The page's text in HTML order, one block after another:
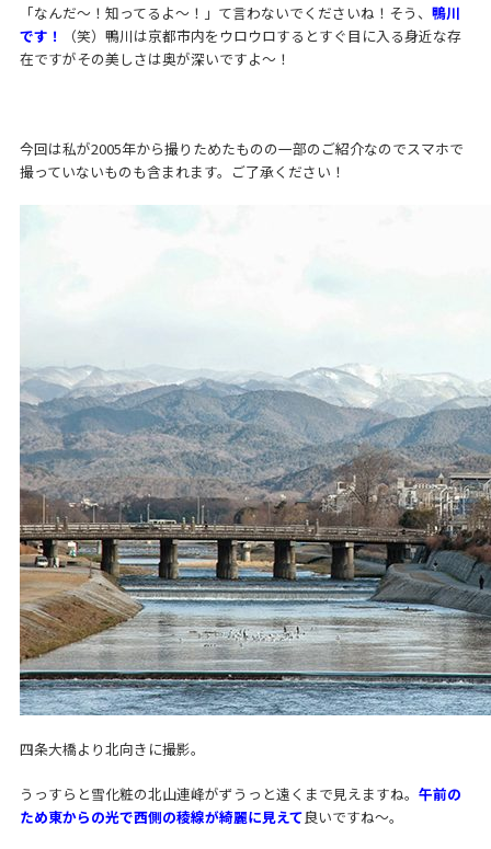
「なんだ〜！知ってるよ〜！」て言わないでくださいね！そう、 鴨川
です！
（笑）鴨川は京都市内をウロウロするとすぐ目に入る身近な存
在ですがその美しさは奥が深いですよ〜！
今回は私が2005年から撮りためたものの一部のご紹介なのでスマホで
撮っていないものも含まれます。ご了承ください！
四条大橋より北向きに撮影。
うっすらと雪化粧の北山連峰がずうっと遠くまで見えますね。 午前の
ため東からの光で西側の稜線が綺麗に見えて良いですね〜。